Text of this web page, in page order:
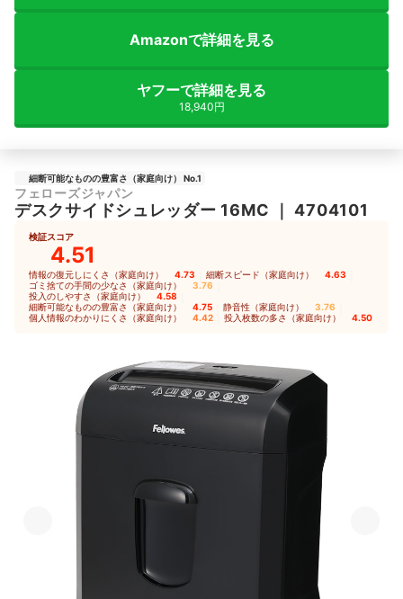
Amazonで詳細を見る
ヤフーで詳細を見る
18,940円
細断可能なものの豊富さ（家庭向け） No.1
フェローズジャパン
デスクサイドシュレッダー 16MC ｜4704101
検証スコア
4.51
情報の復元しにくさ（家庭向け） 4.73 細断スピード（家庭向け） 4.63
ゴミ捨ての手間の少なさ（家庭向け） 3.76
投入のしやすさ（家庭向け） 4.58
細断可能なものの豊富さ（家庭向け） 4.75 静音性（家庭向け） 3.76
個人情報のわかりにくさ（家庭向け） 4.42 投入枚数の多さ（家庭向け） 4.50